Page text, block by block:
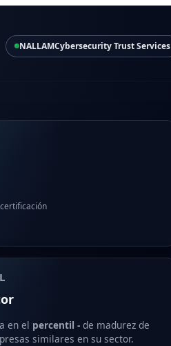
NALLAMCybersecurity Trust Services
en el percentil - de madurez de
similares en su sector.